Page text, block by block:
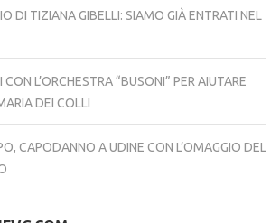
DI TIZIANA GIBELLI: SIAMO GIÀ ENTRATI NEL
L’ORCHESTRA “BUSONI” PER AIUTARE
DEI COLLI
CAPODANNO A UDINE CON L’OMAGGIO DEL